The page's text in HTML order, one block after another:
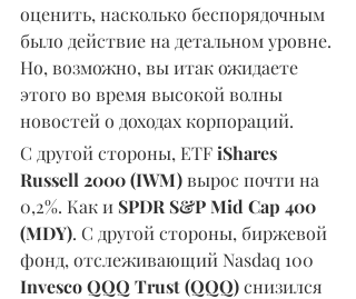
оценить, насколько беспорядочным
было действие на детальном уровне.
Но, возможно, вы итак ожидаете
этого во время высокой волны
новостей о доходах корпораций.
С другой стороны, ETF iShares
Russell 2000 (IWM) вырос почти на
0,2%. Как и SPDR S&P Mid Cap 400
(MDY). С другой стороны, биржевой
фонд, отслеживающий Nasdaq 100
Invesco QQQ Trust (QQQ) снизился